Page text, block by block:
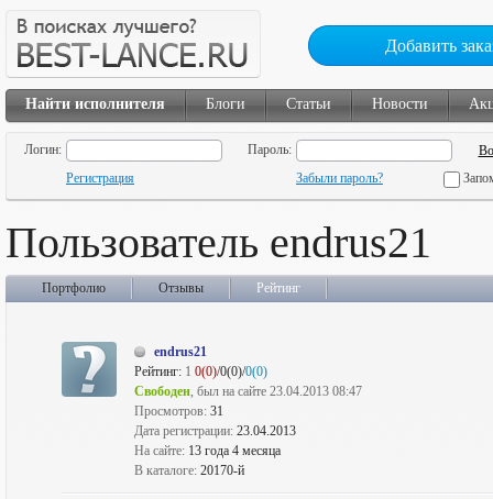
Добавить
Найти исполнителя Блоги Статьи Новости
Логин:
Пароль:
Регистрация
Забыли пароль?
Пользователь endrus21
Портфолио Отзывы Рейтинг
endrus21
Рейтинг: 1 0(0)/0(0)/0(0)
Свободен, был на сайте 23.04.2013 08:47
Просмотров: 31
Дата регистрации: 23.04.2013
На сайте: 13 года 4 месяца
В каталоге: 20170-й